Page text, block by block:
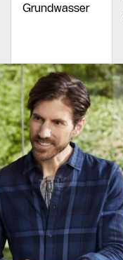
Grundwasser